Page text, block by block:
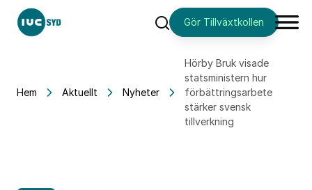
SökGör Tillväxtkollen
Hem Aktuellt Nyheter
Hörby Bruk visade
statsministern hur
förbättringsarbete
stärker svensk
tillverkning